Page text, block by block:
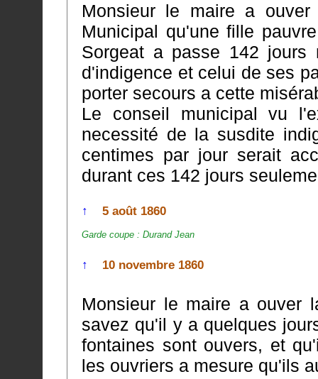
Monsieur le maire a
Municipal qu'une fille pauvre nommée
Sorgeat a passe 142
d'indigence et celui de ses parents il serait bon de pourvoir afin de
porter secours a cette
Le conseil municipal vu
necessité de la susdite indigente
centimes par jour serait
durant ces 142 jours
↑ 5 août 1860
Garde coupe : Durand Jean
↑ 10 novembre 1860
Monsieur le maire a ouver
savez qu'il y a quelques jours que les travaux
fontaines sont ouvers, et
les ouvriers a mesure